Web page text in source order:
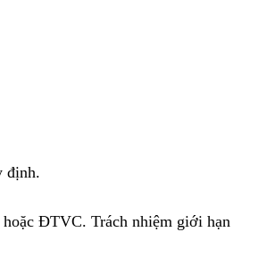
định.
ĐTVC. Trách nhiệm giới hạn